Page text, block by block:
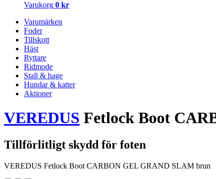
Varukorg 0 kr
Varumärken
Foder
Tillskott
Häst
Ryttare
Ridmode
Stall & hage
Hundar & katter
Aktioner
VEREDUS Fetlock Boot
Tillförlitligt skydd för foten
VEREDUS Fetlock Boot CARBON GEL GRAND SLAM brun